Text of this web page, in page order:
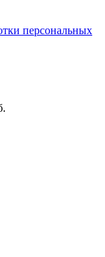
персональных